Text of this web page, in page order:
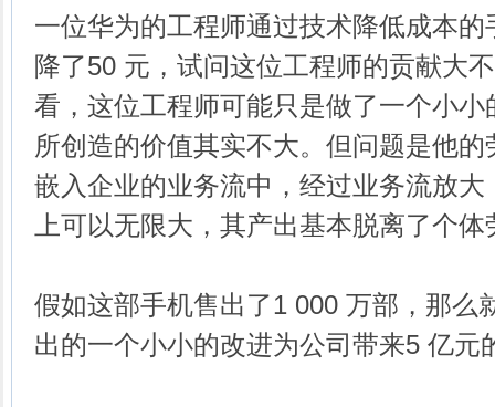
一位华为的工程师通过技术降低成本
降了50 元，试问这位工程师的贡献大
看，这位工程师可能只是做了一个小
所创造的价值其实不大。但问题是他
嵌入企业的业务流中，经过业务流放
上可以无限大，其产出基本脱离了个
假如这部手机售出了1 000 万部，那么
出的一个小小的改进为公司带来5 亿元